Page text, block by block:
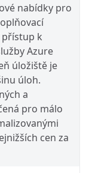
nabídky pro
k
Azure
úložiště je
úloh.
a
pro málo
cen za